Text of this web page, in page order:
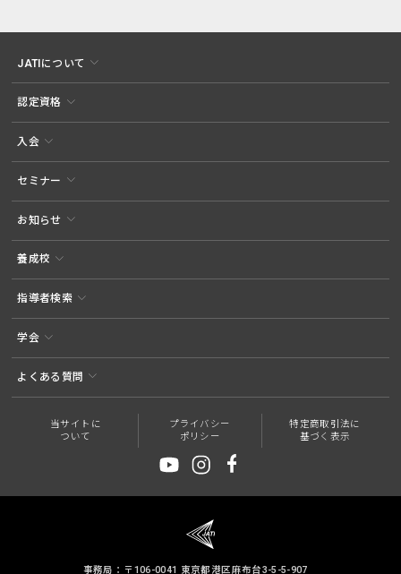
JATIについて
認定資格
入会
セミナー
お知らせ
養成校
指導者検索
学会
よくある質問
当サイトに
ついて
プライバシー
ポリシー
特定商取引法に
基づく表示
事務局：〒106-0041 東京都港区麻布台3-5-5-907